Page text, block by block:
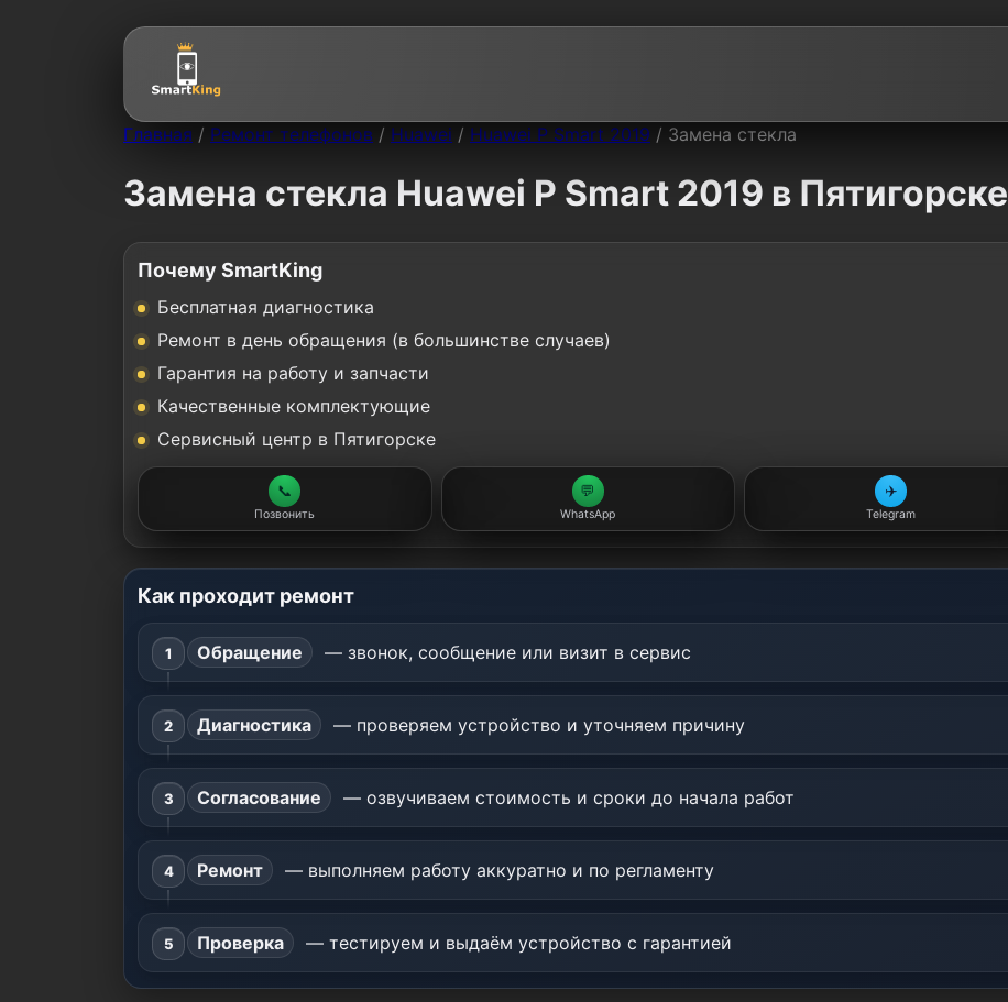
Главная / Ремонт телефонов / Huawei / Huawei P Smart 2019 / Замена стекла
Замена стекла Huawei P Smart 2019 в Пятигорске
Почему SmartKing
Бесплатная диагностика
Ремонт в день обращения (в большинстве случаев)
Гарантия на работу и запчасти
Качественные комплектующие
Сервисный центр в Пятигорске
📞
Позвонить
💬
WhatsApp
✈️
Telegram
Как проходит ремонт
Обращение — звонок, сообщение или визит в сервис
Диагностика — проверяем устройство и уточняем причину
Согласование — озвучиваем стоимость и сроки до начала работ
Ремонт — выполняем работу аккуратно и по регламенту
Проверка — тестируем и выдаём устройство с гарантией